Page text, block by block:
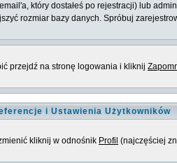
który dostałeś po rejestracji) lub
rozmiar bazy danych. Spróbuj
przejdź na stronę logowania i kliknij
i Ustawienia Użytkowników
kliknij w odnośnik Profil (najczęściej